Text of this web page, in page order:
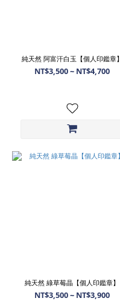
純天然 阿富汗白玉【個人印鑑章】
NT$3,500 ~ NT$4,700
純天然 綠草莓晶【個人印鑑章】
NT$3,500 ~ NT$3,900